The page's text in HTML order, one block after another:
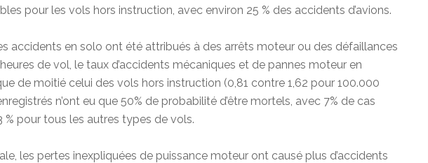
pour les vols hors instruction, avec environ 25 % des accidents d’avions.
accidents en solo ont été attribués à des arrêts moteur ou des défaillances
de vol, le taux d’accidents mécaniques et de pannes moteur en
de moitié celui des vols hors instruction (0,81 contre 1,62 pour 100.000
n’ont eu que 50% de probabilité d’être mortels, avec 7% de cas
% pour tous les autres types de vols.
les pertes inexpliquées de puissance moteur ont causé plus d’accidents